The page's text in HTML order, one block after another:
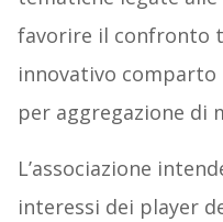
favorire il confronto
innovativo
per aggregazione di
L’associazione
interessi dei player